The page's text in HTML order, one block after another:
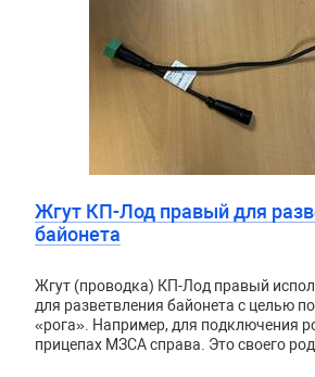
Жгут КП-Лод правый для
байонета
Жгут (проводка) КП-Лод правый
для разветвления байонета с целью
«рога». Например, для подключения
прицепах МЗСА справа. Это своего